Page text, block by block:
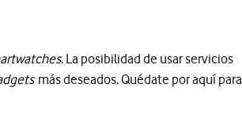
. La posibilidad de usar servicios
más deseados. Quédate por aquí para